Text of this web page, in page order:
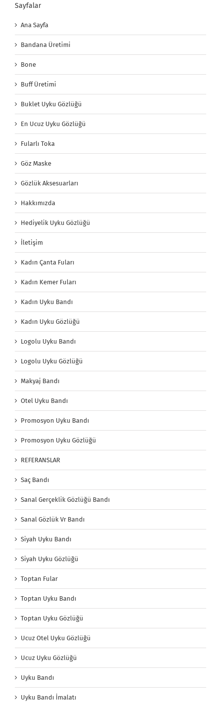
Sayfalar
Ana Sayfa
Bandana Üretimi
Bone
Buff Üretimi
Buklet Uyku Gözlüğü
En Ucuz Uyku Gözlüğü
Fularlı Toka
Göz Maske
Gözlük Aksesuarları
Hakkımızda
Hediyelik Uyku Gözlüğü
İletişim
Kadın Çanta Fuları
Kadın Kemer Fuları
Kadın Uyku Bandı
Kadın Uyku Gözlüğü
Logolu Uyku Bandı
Logolu Uyku Gözlüğü
Makyaj Bandı
Otel Uyku Bandı
Promosyon Uyku Bandı
Promosyon Uyku Gözlüğü
REFERANSLAR
Saç Bandı
Sanal Gerçeklik Gözlüğü Bandı
Sanal Gözlük Vr Bandı
Siyah Uyku Bandı
Siyah Uyku Gözlüğü
Toptan Fular
Toptan Uyku Bandı
Toptan Uyku Gözlüğü
Ucuz Otel Uyku Gözlüğü
Ucuz Uyku Gözlüğü
Uyku Bandı
Uyku Bandı İmalatı